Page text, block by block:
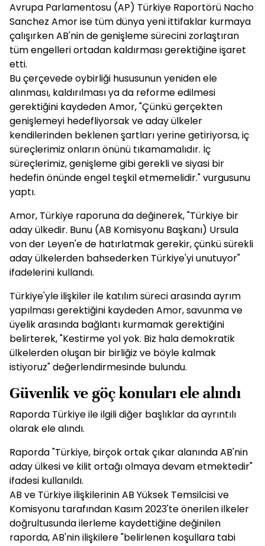
Avrupa Parlamentosu (AP) Türkiye Raportörü Nacho
Sanchez Amor ise tüm dünya yeni ittifaklar kurmaya
çalışırken AB'nin de genişleme sürecini zorlaştıran
tüm engelleri ortadan kaldırması gerektiğine işaret
etti.
Bu çerçevede oybirliği hususunun yeniden ele
alınması, kaldırılması ya da reforme edilmesi
gerektiğini kaydeden Amor, "Çünkü gerçekten
genişlemeyi hedefliyorsak ve aday ülkeler
kendilerinden beklenen şartları yerine getiriyorsa, iç
süreçlerimiz onların önünü tıkamamalıdır. İç
süreçlerimiz, genişleme gibi gerekli ve siyasi bir
hedefin önünde engel teşkil etmemelidir." vurgusunu
yaptı.
Amor, Türkiye raporuna da değinerek, "Türkiye bir
aday ülkedir. Bunu (AB Komisyonu Başkanı) Ursula
von der Leyen'e de hatırlatmak gerekir, çünkü sürekli
aday ülkelerden bahsederken Türkiye'yi unutuyor"
ifadelerini kullandı.
Türkiye'yle ilişkiler ile katılım süreci arasında ayrım
yapılması gerektiğini kaydeden Amor, savunma ve
üyelik arasında bağlantı kurmamak gerektiğini
belirterek, "Kestirme yol yok. Biz hala demokratik
ülkelerden oluşan bir birliğiz ve böyle kalmak
istiyoruz" değerlendirmesinde bulundu.
Güvenlik ve göç konuları ele alındı
Raporda Türkiye ile ilgili diğer başlıklar da ayrıntılı
olarak ele alındı.
Raporda "Türkiye, birçok ortak çıkar alanında AB'nin
aday ülkesi ve kilit ortağı olmaya devam etmektedir"
ifadesi kullanıldı.
AB ve Türkiye ilişkilerinin AB Yüksek Temsilcisi ve
Komisyonu tarafından Kasım 2023'te önerilen ilkeler
doğrultusunda ilerleme kaydettiğine değinilen
raporda, AB'nin ilişkilere "belirlenen koşullara tabi